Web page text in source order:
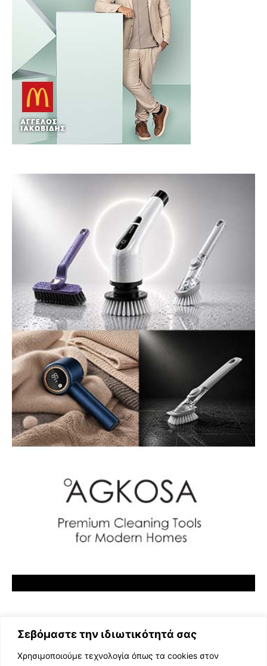
Σεβόμαστε την ιδιωτικότητά σας
Χρησιμοποιούμε τεχνολογία όπως τα cookies στον